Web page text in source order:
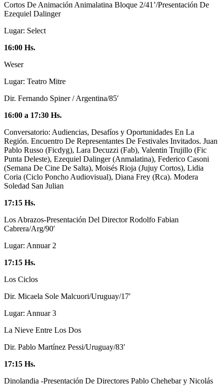
Cortos De Animación Animalatina Bloque 2/41’/Presentación De
Ezequiel Dalinger
Lugar: Select
16:00 Hs.
Weser
Lugar: Teatro Mitre
Dir. Fernando Spiner / Argentina/85′
16:00 a 17:30 Hs.
Conversatorio: Audiencias, Desafíos y Oportunidades En La
Región. Encuentro De Representantes De Festivales Invitados. Juan
Pablo Russo (Ficdyg), Lara Decuzzi (Fab), Valentin Trujillo (Fic
Punta Deleste), Ezequiel Dalinger (Anmalatina), Federico Casoni
(Semana De Cine De Salta), Moisés Rioja (Jujuy Cortos), Lidia
Coria (Ciclo Poncho Audiovisual), Diana Frey (Rca). Modera
Soledad San Julian
17:15 Hs.
Los Abrazos-Presentación Del Director Rodolfo Fabian
Cabrera/Arg/90′
Lugar: Annuar 2
17:15 Hs.
Los Ciclos
Dir. Micaela Sole Malcuori/Uruguay/17′
Lugar: Annuar 3
La Nieve Entre Los Dos
Dir. Pablo Martínez Pessi/Uruguay/83′
17:15 Hs.
Dinolandia -Presentación De Directores Pablo Chehebar y Nicolás